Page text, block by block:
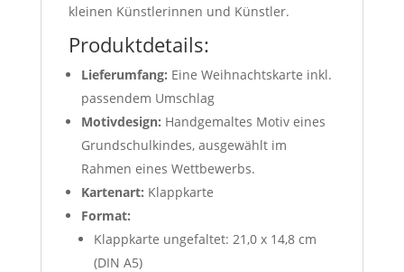
kleinen Künstlerinnen und Künstler.
Produktdetails:
Lieferumfang: Eine Weihnachtskarte inkl.
passendem Umschlag
Motivdesign: Handgemaltes Motiv eines
Grundschulkindes, ausgewählt im
Rahmen eines Wettbewerbs.
Kartenart: Klappkarte
Format:
Klappkarte ungefaltet: 21,0 x 14,8 cm
(DIN A5)